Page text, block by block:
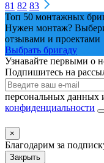
81 82 83
Топ 50 монтажных
Нужен монтаж?
отзывами и проектами
Выбрать бригаду
Узнавайте первыми о
Подпишитесь на
персональных данных
конфиденциальности
×
Благодарим за
Закрыть